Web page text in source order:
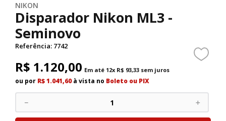
NIKON
Disparador Nikon ML3 -
Seminovo
Referência: 7742
R$ 1.120,00 Em até 12x R$ 93,33 sem juros
ou por R$ 1.041,60à vista no Boleto ou PIX
＋
－